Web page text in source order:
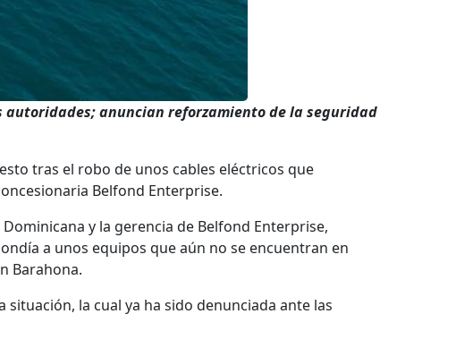
anuncian reforzamiento de la seguridad
tras el robo de unos cables eléctricos que
Belfond Enterprise.
y la gerencia de Belfond Enterprise,
a unos equipos que aún no se encuentran en
Barahona.
la cual ya ha sido denunciada ante las